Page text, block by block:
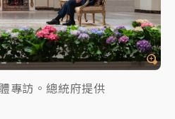
專訪。總統府提供